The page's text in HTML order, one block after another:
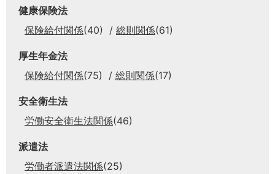
健康保険法
保険給付関係(40) 総則関係(61)
厚生年金法
保険給付関係(75) 総則関係(17)
安全衛生法
労働安全衛生法関係(46)
派遣法
労働者派遣法関係(25)